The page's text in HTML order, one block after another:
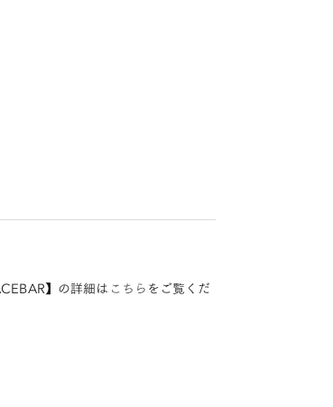
】の詳細は こちらをご覧くだ